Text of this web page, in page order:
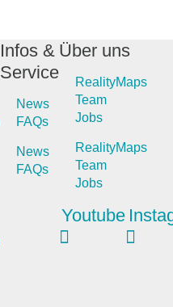
Infos &
Service
News
FAQs
News
FAQs
Über uns
RealityMaps
Team
Jobs
RealityMaps
Team
Jobs
Youtube